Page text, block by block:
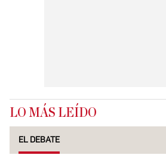
LO MÁS LEÍDO
EL DEBATE